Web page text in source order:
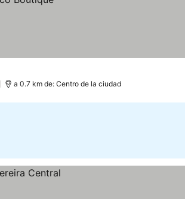
a 0.7 km de: Centro de la ciudad